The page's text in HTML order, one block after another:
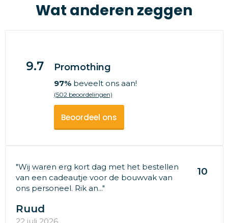
Wat anderen zeggen
9.7 Promothing
97%beveelt ons aan!
(502 beoordelingen)
Beoordeel ons
"Wij waren erg kort dag met het bestellen
van een cadeautje voor de bouwvak van
ons personeel. Rik an..."
10
Ruud